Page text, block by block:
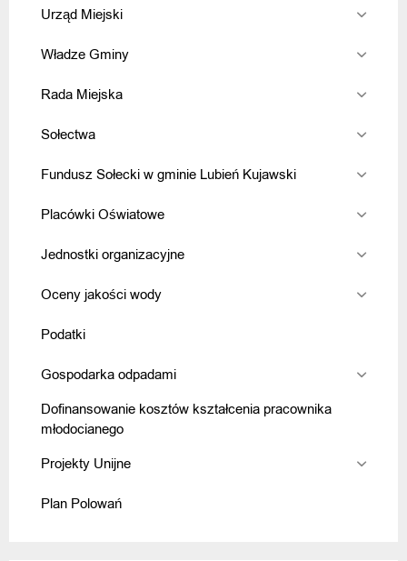
Urząd Miejski
Władze Gminy
Rada Miejska
Sołectwa
Fundusz Sołecki w gminie Lubień Kujawski
Placówki Oświatowe
Jednostki organizacyjne
Oceny jakości wody
Podatki
Gospodarka odpadami
Dofinansowanie kosztów kształcenia pracownika
młodocianego
Projekty Unijne
Plan Polowań